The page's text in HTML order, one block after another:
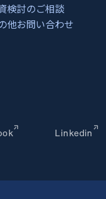
検討のご相談
他お問い合わせ
Linkedin